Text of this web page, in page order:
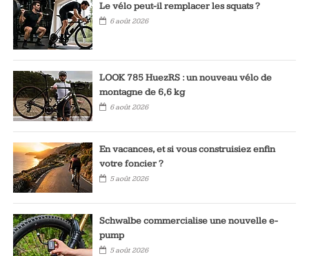
Le vélo peut-il remplacer les squats ?
6 août 2026
LOOK 785 HuezRS : un nouveau vélo de
montagne de 6,6 kg
6 août 2026
En vacances, et si vous construisiez enfin
votre foncier ?
5 août 2026
Schwalbe commercialise une nouvelle e-
pump
5 août 2026